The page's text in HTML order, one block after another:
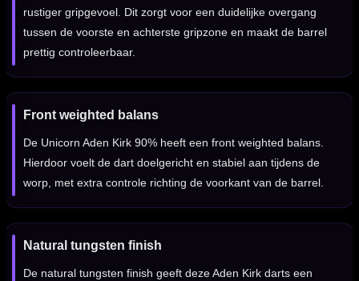
rustiger gripgevoel. Dit zorgt voor een duidelijke overgang
tussen de voorste en achterste gripzone en maakt de barrel
prettig controleerbaar.
Front weighted balans
De Unicorn Aden Kirk 90% heeft een front weighted balans.
Hierdoor voelt de dart doelgericht en stabiel aan tijdens de
worp, met extra controle richting de voorkant van de barrel.
Natural tungsten finish
De natural tungsten finish geeft deze Aden Kirk darts een